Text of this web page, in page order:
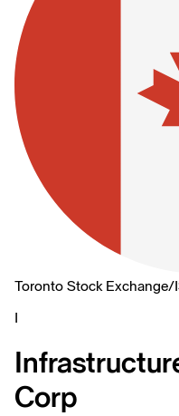
Toronto Stock Exchange/
I
Corp